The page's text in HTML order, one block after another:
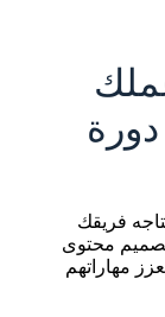
فريقك
محتوى
مهاراتهم